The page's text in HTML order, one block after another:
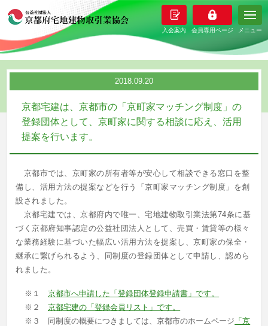
メニュー
2018.09.20
京都宅建は、京都市の「京町家マッチング制度」の
登録団体として、京町家に関する相談に応え、活用
提案を行います。
京都市では、京町家の所有者等が安心して相談できる窓口を整
備し、活用方法の提案などを行う「京町家マッチング制度」を創
設されました。
京都宅建では、京都府内で唯一、宅地建物取引業法第74条に基
づく京都府知事認定の公益社団法人として、売買・賃貸等の様々
な業務経験に基づいた幅広い活用方法を提案し、京町家の保全・
継承に繋げられるよう、同制度の登録団体として申請し、認めら
れました。
※１
京都市へ申請した「登録団体登録申請書」です。
※２
京都宅建の「登録会員リスト」です。
※３
同制度の概要につきましては、京都市のホームページ 「京